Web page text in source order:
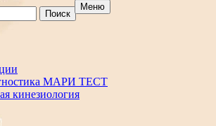
Меню
МАРИ ТЕСТ
кинезиология